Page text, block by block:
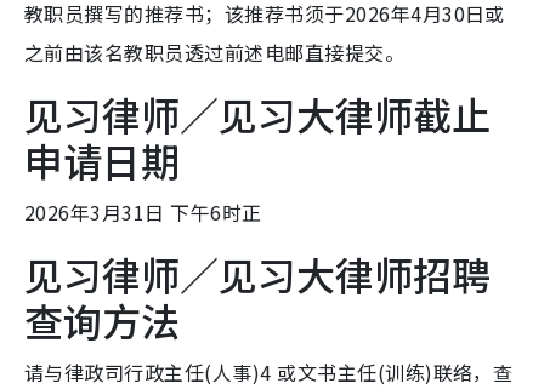
教职员撰写的推荐书；该推荐书须于2026年4月30日或
之前由该名教职员透过前述电邮直接提交。
见习律师／见习大律师截止
申请日期
2026年3月31日 下午6时正
见习律师／见习大律师招聘
查询方法
请与律政司行政主任(人事)4 或文书主任(训练)联络，查